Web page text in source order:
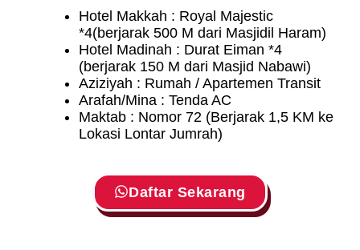
Hotel Makkah : Royal Majestic
*4(berjarak 500 M dari Masjidil Haram)
Hotel Madinah : Durat Eiman *4
(berjarak 150 M dari Masjid Nabawi)
Aziziyah : Rumah / Apartemen Transit
Arafah/Mina : Tenda AC
Maktab : Nomor 72 (Berjarak 1,5 KM ke
Lokasi Lontar Jumrah)
Daftar Sekarang